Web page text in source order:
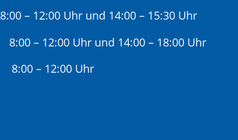
8:00 – 12:00 Uhr und 14:00 – 15:30 Uhr
8:00 – 12:00 Uhr und 14:00 – 18:00 Uhr
8:00 – 12:00 Uhr